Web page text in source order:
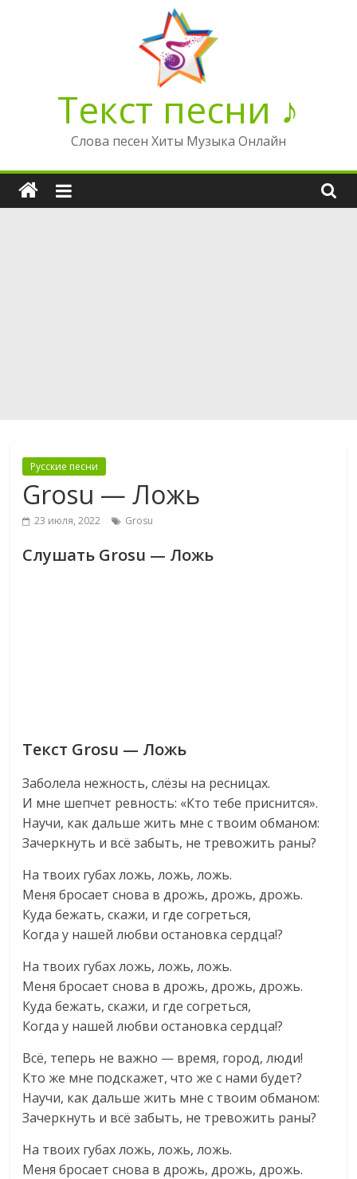
Текст песни ♪
Слова песен Хиты Музыка Онлайн
Русские песни
Grosu — Ложь
23 июля, 2022 Grosu
Слушать Grosu — Ложь
Текст Grosu — Ложь
Заболела нежность, слёзы на ресницах.
И мне шепчет ревность: «Кто тебе приснится».
Научи, как дальше жить мне с твоим обманом:
Зачеркнуть и всё забыть, не тревожить раны?
На твоих губах ложь, ложь, ложь.
Меня бросает снова в дрожь, дрожь, дрожь.
Куда бежать, скажи, и где согреться,
Когда у нашей любви остановка сердца!?
На твоих губах ложь, ложь, ложь.
Меня бросает снова в дрожь, дрожь, дрожь.
Куда бежать, скажи, и где согреться,
Когда у нашей любви остановка сердца!?
Всё, теперь не важно — время, город, люди!
Кто же мне подскажет, что же с нами будет?
Научи, как дальше жить мне с твоим обманом:
Зачеркнуть и всё забыть, не тревожить раны?
На твоих губах ложь, ложь, ложь.
Меня бросает снова в дрожь, дрожь, дрожь.